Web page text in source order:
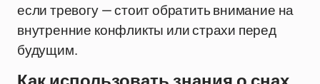
если тревогу — стоит обратить внимание на
внутренние конфликты или страхи перед
будущим.